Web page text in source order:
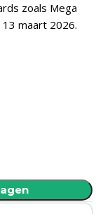
zoals Mega
13 maart 2026.